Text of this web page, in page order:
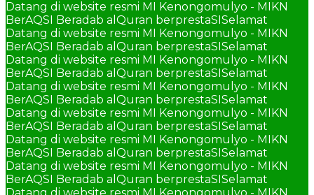
Datang di website resmi MI Kenongomulyo - MIKN
BerAQSI Beradab alQuran berprestaSISelamat
Datang di website resmi MI Kenongomulyo - MIKN
BerAQSI Beradab alQuran berprestaSISelamat
Datang di website resmi MI Kenongomulyo - MIKN
BerAQSI Beradab alQuran berprestaSISelamat
Datang di website resmi MI Kenongomulyo - MIKN
BerAQSI Beradab alQuran berprestaSISelamat
Datang di website resmi MI Kenongomulyo - MIKN
BerAQSI Beradab alQuran berprestaSISelamat
Datang di website resmi MI Kenongomulyo - MIKN
BerAQSI Beradab alQuran berprestaSISelamat
Datang di website resmi MI Kenongomulyo - MIKN
BerAQSI Beradab alQuran berprestaSISelamat